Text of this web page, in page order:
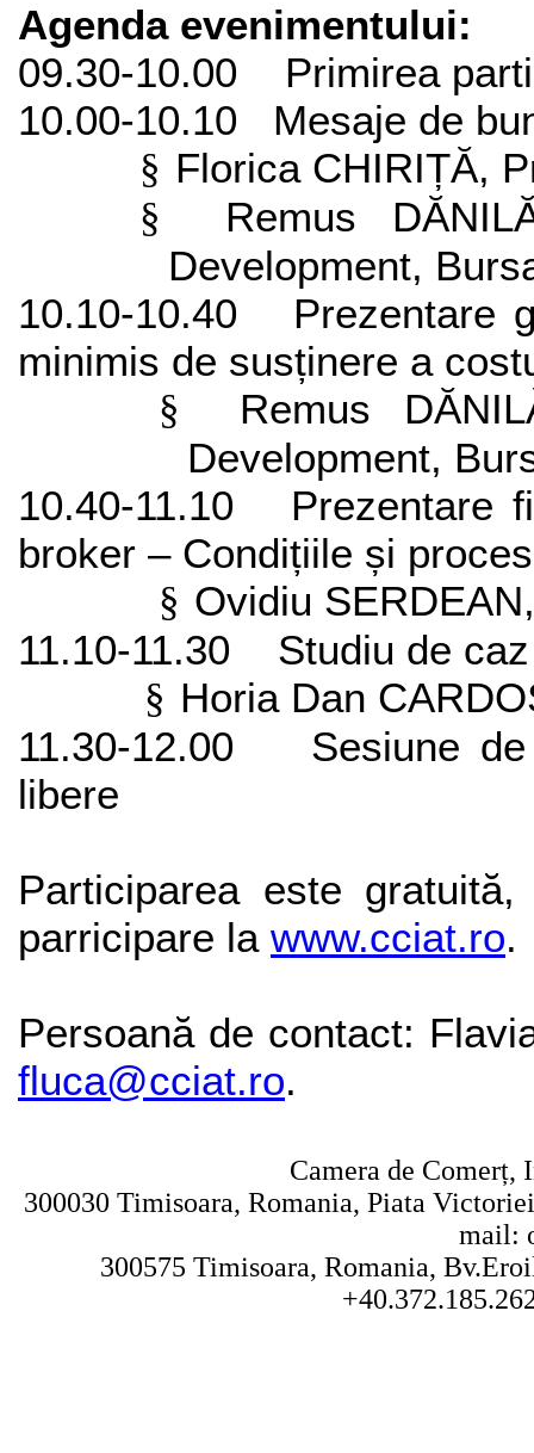
Agenda evenimentului:
09.30-10.00
Primirea
10.00-10.10
Mesaje de
§ Florica CHIRIȚĂ,
§
Remus
Development,
10.10-10.40
Prezentare
minimis de susținere a
§
Remus
Development,
10.40-11.10
Prezentare
broker – Condițiile și
§ Ovidiu
11.10-11.30
Studiu de
§ Horia Dan
11.30-12.00
Sesiune
libere
Participarea este
parricipare la www.cciat.ro.
Persoană de contact:
fluca@cciat.ro.
Camera de
300030 Timisoara, Romania, Piata
mail:
300575 Timisoara, Romania,